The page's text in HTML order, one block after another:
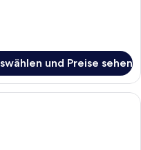
und Preise sehen
modernes Hotelzimmer mit